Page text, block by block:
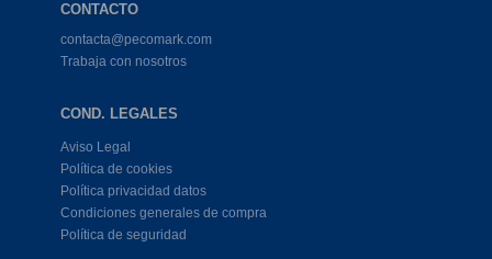
CONTACTO
contacta@pecomark.com
Trabaja con nosotros
COND. LEGALES
Aviso Legal
Política de cookies
Política privacidad datos
Condiciones generales de compra
Política de seguridad